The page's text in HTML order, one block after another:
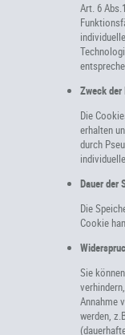
Art. 6
Zweck der
Die
erhalten
durch
Dauer der
Die
Cookie
Sie
Annahme
werden,